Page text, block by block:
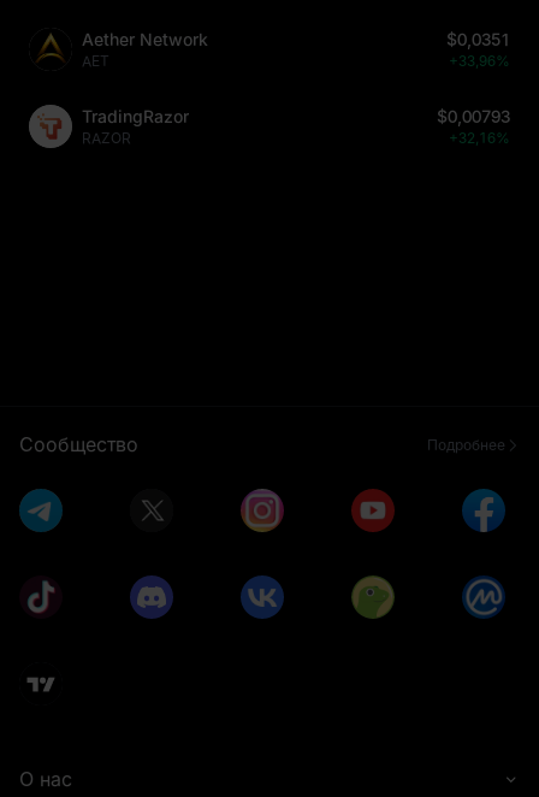
Aether Network
AET
$0,0351
+33,96%
TradingRazor
RAZOR
$0,00793
+32,16%
Сообщество Подробнее
О нас